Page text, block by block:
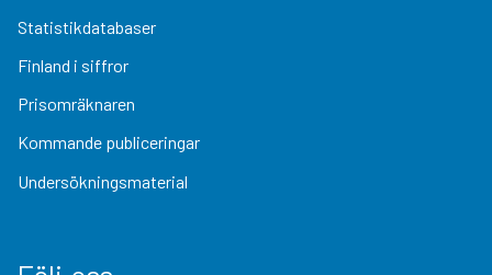
Statistikdatabaser
Finland i siffror
Prisomräknaren
Kommande publiceringar
Undersökningsmaterial